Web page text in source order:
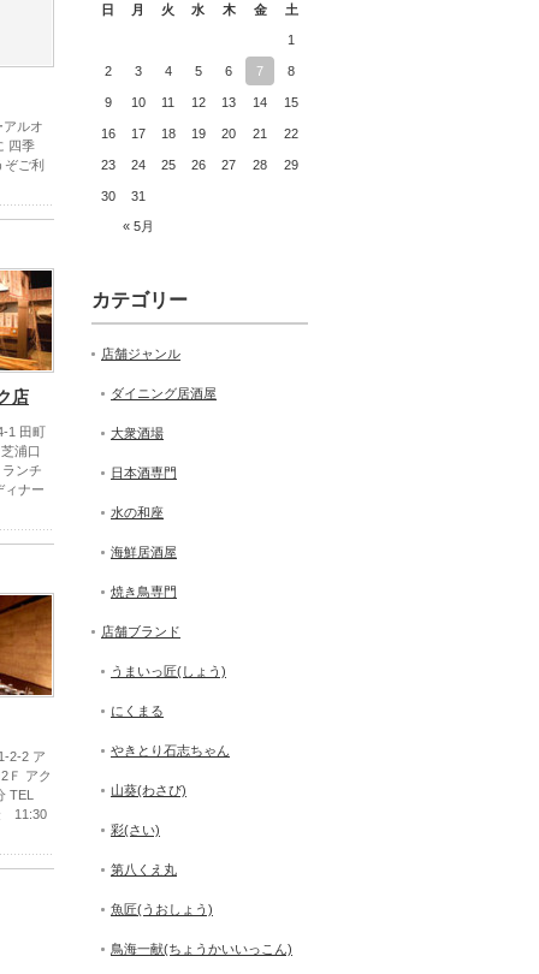
ルオ
四季
ぞご利
店
1 田町
浦口
ンチ
ナー
2-2 ア
Ｆ アク
TEL
11:30
日 月 火 水 木 金 土
« 5月
1
2 3 4 5 6 7 8
9 10 11 12 13 14 15
16 17 18 19 20 21 22
23 24 25 26 27 28 29
30 31
カテゴリー
店舗ジャンル
ダイニング居酒屋
大衆酒場
日本酒専門
水の和座
海鮮居酒屋
焼き鳥専門
店舗ブランド
うまいっ匠(しょう)
にくまる
やきとり石志ちゃん
山葵(わさび)
彩(さい)
第八くえ丸
魚匠(うおしょう)
鳥海一献(ちょうかいいっこん)